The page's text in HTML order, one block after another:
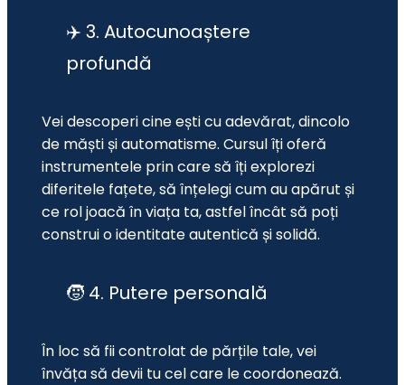
✈️ 3. Autocunoaștere
profundă
Vei descoperi cine ești cu adevărat, dincolo
de măști și automatisme. Cursul îți oferă
instrumentele prin care să îți explorezi
diferitele fațete, să înțelegi cum au apărut și
ce rol joacă în viața ta, astfel încât să poți
construi o identitate autentică și solidă.
🧒 4. Putere personală
În loc să fii controlat de părțile tale, vei
învăța să devii tu cel care le coordonează.